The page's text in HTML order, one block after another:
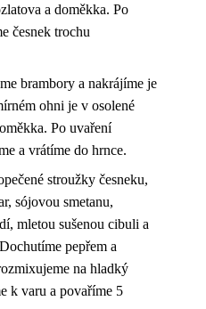
a doměkka. Po
česnek trochu
brambory a nakrájíme je
ohni je v osolené
Po uvaření
a vrátíme do hrnce.
stroužky česneku,
sójovou smetanu,
mletou sušenou cibuli a
pepřem a
na hladký
k varu a povaříme 5